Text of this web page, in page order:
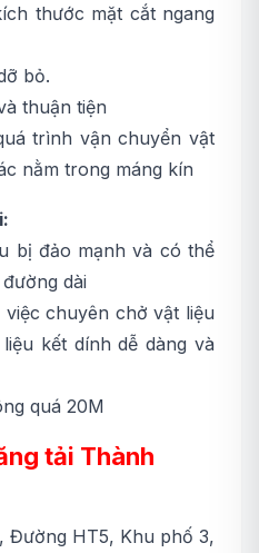
thước mặt cắt ngang
bỏ.
thuận tiện
trình vận chuyển vật
nằm trong máng kín
bị đảo mạnh và có thể
dài
chuyên chở vật liệu
kết dính dễ dàng và
quá 20M
tải Thành
Đường HT5, Khu phố 3,